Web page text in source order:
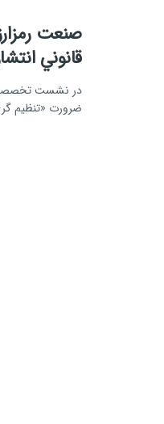
صنعت
قانوني
در نشست تخصصی
ضرورت «تنظیم